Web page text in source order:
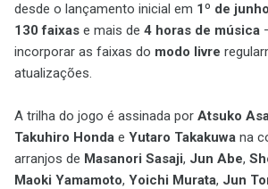
desde o lançamento inicial em 1º de
130 faixas e mais de 4 horas de música
incorporar as faixas do modo livre
atualizações.
A trilha do jogo é assinada por Atsuko
Takuhiro Honda e Yutaro Takakuwa na
arranjos de Masanori Sasaji, Jun Abe,
Maoki Yamamoto, Yoichi Murata, Jun